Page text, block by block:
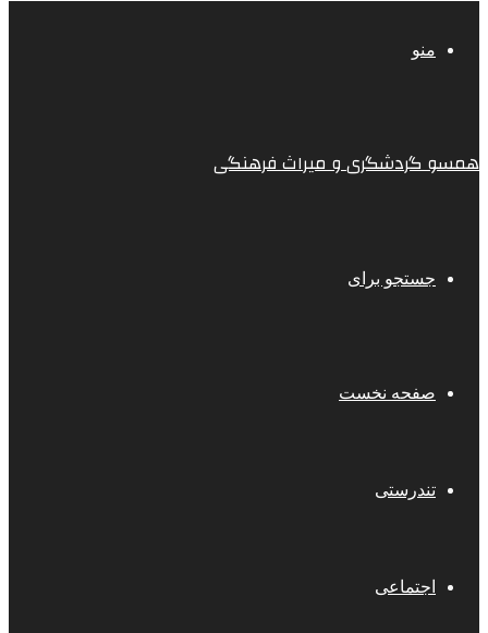
منو
همسو گردشگری و میراث فرهنگی
جستجو برای
صفحه نخست
تندرستی
اجتماعی